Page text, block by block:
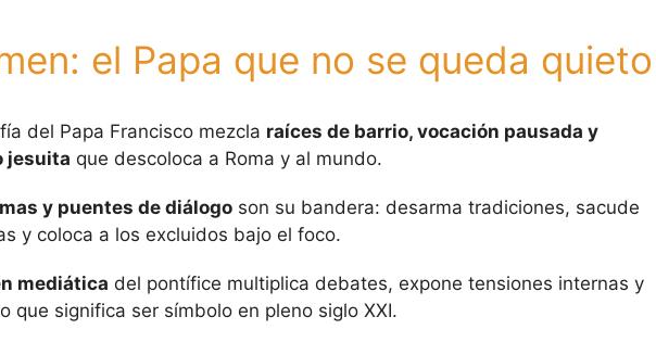
el Papa que no se queda quieto
del Papa Francisco mezcla raíces de barrio, vocación pausada y
jesuita que descoloca a Roma y al mundo.
y puentes de diálogoson su bandera: desarma tradiciones, sacude
y coloca a los excluidos bajo el foco.
mediática del pontífice multiplica debates, expone tensiones internas y
que significa ser símbolo en pleno siglo XXI.